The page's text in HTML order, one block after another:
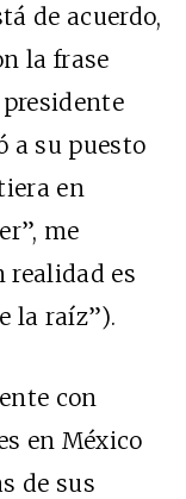
de acuerdo,
la frase
a su puesto
en
me
realidad es
la raíz”).
con
en México
de sus